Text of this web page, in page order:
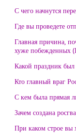
С чего начнутся
Где вы проведете
Главная причина,
хуже побежденных
Какой праздник
Кто главный враг
С кем была прямая
Зачем создана
При каком строе вы